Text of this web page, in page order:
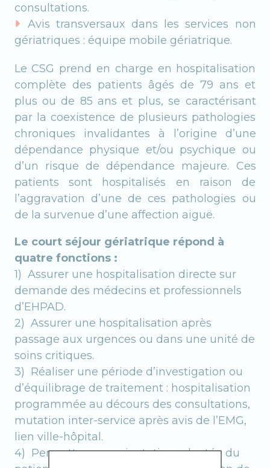
consultations.
Avis transversaux dans les services non
gériatriques : équipe mobile gériatrique.
Le CSG prend en charge en hospitalisation
complète des patients âgés de 79 ans et
plus ou de 85 ans et plus, se caractérisant
par la coexistence de plusieurs pathologies
chroniques invalidantes à l’origine d’une
dépendance physique et/ou psychique ou
d’un risque de dépendance majeure. Ces
patients sont hospitalisés en raison de
l’aggravation d’une de ces pathologies ou
de la survenue d’une affection aiguë.
Le court séjour gériatrique répond à
quatre fonctions :
1) Assurer une hospitalisation directe sur
demande des médecins et professionnels
d’EHPAD.
2) Assurer une hospitalisation après
passage aux urgences ou dans une unité de
soins critiques.
3) Réaliser une période d’investigation ou
d’équilibrage de traitement : hospitalisation
programmée au décours des consultations,
mutation inter-service après avis de l’EMG,
lien ville-hôpital.
4) Permettre une orientation adaptée du